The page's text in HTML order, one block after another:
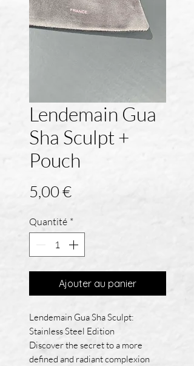
Lendemain Gua
Sha Sculpt +
Pouch
5,00 €Prix
Quantité *
Ajouter au panier
Lendemain Gua Sha Sculpt:
Stainless Steel Edition
Discover the secret to a more
defined and radiant complexion